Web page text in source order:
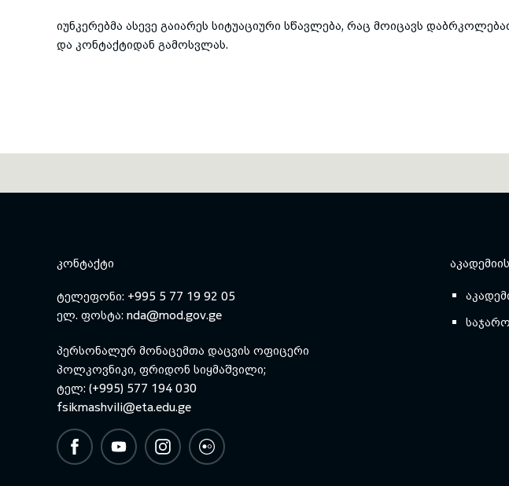
იუნკერებმა ასევე გაიარეს სიტუაციური სწავლება, რაც მოიცავს
და კონტაქტიდან გამოსვლას.
ᲙᲝᲜᲢᲐᲥᲢᲘ
ტელეფონი: +995 5 77 19 92 05
ელ. ფოსტა: nda@mod.gov.ge
პერსონალურ მონაცემთა დაცვის ოფიცერი
პოლკოვნიკი, ფრიდონ სიყმაშვილი;
ტელ: (+995) 577 194 030
fsikmashvili@eta.edu.ge